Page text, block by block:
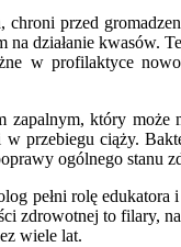
przed
działanie kwasów.
w profilaktyce
który może
przebiegu ciąży.
ogólnego stanu
pełni rolę edukatora
zdrowotnej to filary,
wiele lat.